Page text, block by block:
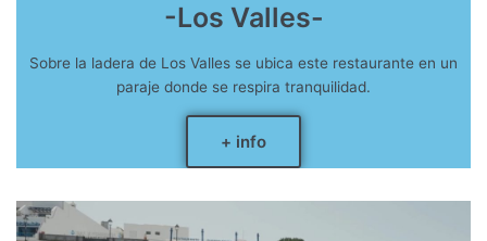
-Los Valles-
Sobre la ladera de Los Valles se ubica este restaurante en un
paraje donde se respira tranquilidad.
+ info